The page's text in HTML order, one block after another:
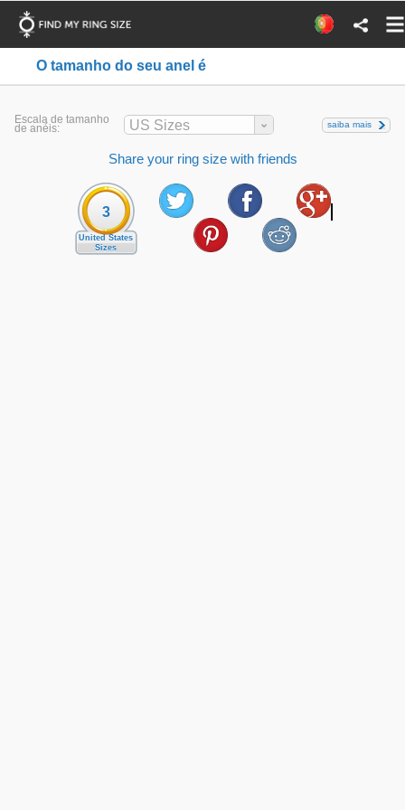
O tamanho do seu anel é
Escala de tamanho
de anéis: US Sizes saiba mais
Share your ring size with friends
3
United States
Sizes